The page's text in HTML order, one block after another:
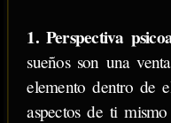
1. Perspectiva
sueños son una
elemento dentro de
aspectos de ti